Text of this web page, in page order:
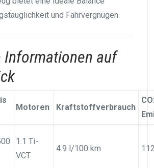
und Fahrvergnügen.
Informationen auf
Motoren Kraftstoffverbrauch
1.1 Ti-
VCT
4.9 l/100 km